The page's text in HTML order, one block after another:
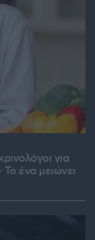
για
ένα μειώνει